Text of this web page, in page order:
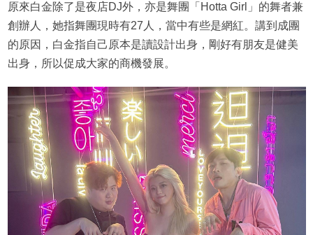
原來白金除了是夜店DJ外，亦是舞團「Hotta Girl」的舞者兼
創辦人，她指舞團現時有27人，當中有些是網紅。講到成團
的原因，白金指自己原本是讀設計出身，剛好有朋友是健美
出身，所以促成大家的商機發展。